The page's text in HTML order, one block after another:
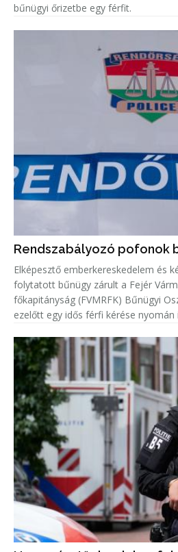
bűnügyi őrizetbe egy férfit.
Rendszabályozó pofonok
Elképesztő emberkereskedelem és
folytatott bűnügy zárult a Fejér
főkapitányság (FVMRFK) Bűnügyi
ezelőtt egy idős férfi kérése nyomán